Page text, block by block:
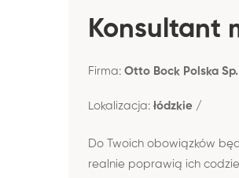
Firma: Otto Bock Polska Sp.
Lokalizacja: łódzkie /
Do Twoich obowiązków
realnie poprawią ich